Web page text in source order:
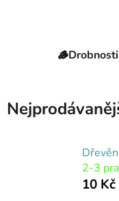
🪵Drobnosti
2-3
10 Kč